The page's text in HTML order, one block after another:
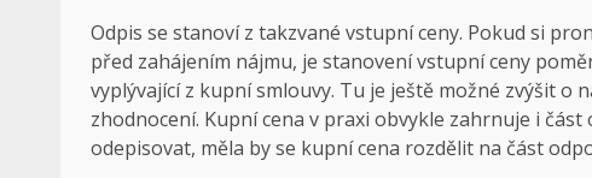
Odpis se stanoví z takzvané vstupní ceny. Pokud si
před zahájením nájmu, je stanovení vstupní ceny
vyplývající z kupní smlouvy. Tu je ještě možné zvýšit o
zhodnocení. Kupní cena v praxi obvykle zahrnuje i
odepisovat, měla by se kupní cena rozdělit na část